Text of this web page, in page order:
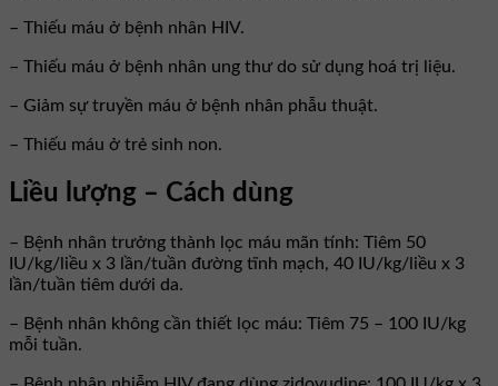
– Thiếu máu ở bệnh nhân HIV.
– Thiếu máu ở bệnh nhân ung thư do sử dụng hoá trị liệu.
– Giảm sự truyền máu ở bệnh nhân phẫu thuật.
– Thiếu máu ở trẻ sinh non.
Liều lượng – Cách dùng
– Bệnh nhân trưởng thành lọc máu mãn tính: Tiêm 50
IU/kg/liều x 3 lần/tuần đường tĩnh mạch, 40 IU/kg/liều x 3
lần/tuần tiêm dưới da.
– Bệnh nhân không cần thiết lọc máu: Tiêm 75 – 100 IU/kg
mỗi tuần.